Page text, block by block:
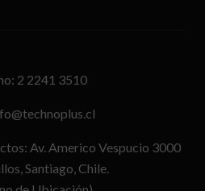
2 2241 3510
Av. Americo Vespucio 3000
Santiago, Chile.